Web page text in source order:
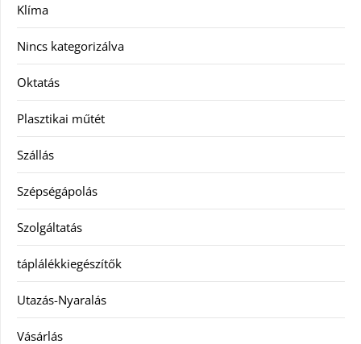
Klíma
Nincs kategorizálva
Oktatás
Plasztikai műtét
Szállás
Szépségápolás
Szolgáltatás
táplálékkiegészítők
Utazás-Nyaralás
Vásárlás